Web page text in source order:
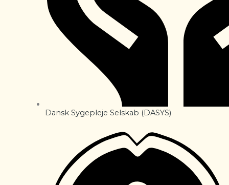
Dansk Sygepleje Selskab (DASYS)